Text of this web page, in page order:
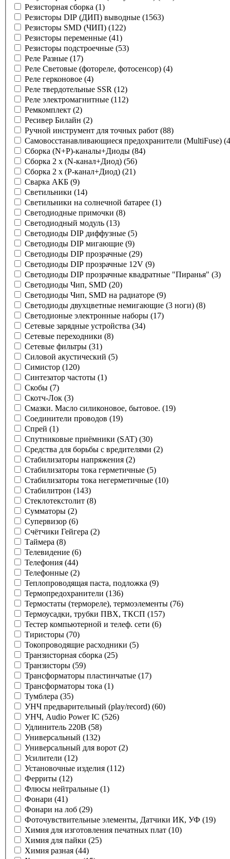
Резисторная сборка (1)
Резисторы DIP (ДИП) выводные (1563)
Резисторы SMD (ЧИП) (122)
Резисторы переменные (41)
Резисторы подстроечные (53)
Реле Разные (17)
Реле Световые (фотореле, фотосенсор) (4)
Реле герконовое (4)
Реле твердотельные SSR (12)
Реле электромагнитные (112)
Ремкомплект (2)
Ресивер Билайн (2)
Ручной инструмент для точных работ (88)
Самовосстанавливающиеся предохранители (MultiFuse)
Сборка (N+P)-каналы+Диоды (84)
Сборка 2 x (N-канал+Диод) (56)
Сборка 2 x (P-канал+Диод) (21)
Сварка АКБ (9)
Светильники (14)
Светильники на солнечной батарее (1)
Светодиодные примочки (8)
Светодиодный модуль (13)
Светодиоды DIP диффузные (5)
Светодиоды DIP мигающие (9)
Светодиоды DIP прозрачные (29)
Светодиоды DIP прозрачные 12V (9)
Светодиоды DIP прозрачные квадратные "Пиранья" (3)
Светодиоды Чип, SMD (20)
Светодиоды Чип, SMD на радиаторе (9)
Светодиоды двухцветные немигающие (3 ноги) (8)
Светодионые электронные наборы (17)
Сетевые зарядные устройства (34)
Сетевые переходники (8)
Сетевые фильтры (31)
Силовой акустический (5)
Симистор (120)
Синтезатор частоты (1)
Скобы (7)
Скотч-Лок (3)
Смазки. Масло силиконовое, бытовое. (19)
Соединители проводов (19)
Спрей (1)
Спутниковые приёмники (SAT) (30)
Средства для борьбы с вредителями (2)
Стабилизаторы напряжения (2)
Стабилизаторы тока герметичные (5)
Стабилизаторы тока негерметичные (10)
Стабилитрон (143)
Стеклотекстолит (8)
Сумматоры (2)
Супервизор (6)
Счётчики Гейгера (2)
Таймера (8)
Телевидение (6)
Телефония (44)
Телефонные (2)
Теплопроводящая паста, подложка (9)
Термопредохранители (136)
Термостаты (термореле), термоэлементы (76)
Термоусадки, трубки ПВХ, ТКСП (157)
Тестер компьютерной и телеф. сети (6)
Тиристоры (70)
Токопроводящие расходники (5)
Транзисторная сборка (25)
Транзисторы (59)
Трансформаторы пластинчатые (17)
Трансформаторы тока (1)
Тумблера (35)
УНЧ предварительный (play/record) (60)
УНЧ, Audio Power IC (526)
Удлинитель 220В (58)
Универсальный (132)
Универсальный для ворот (2)
Усилители (12)
Установочные изделия (112)
Ферриты (12)
Флюсы нейтральные (1)
Фонари (41)
Фонари на лоб (29)
Фоточувствительные элементы, Датчики ИК, УФ (19)
Химия для изготовления печатных плат (10)
Химия для пайки (25)
Химия разная (44)